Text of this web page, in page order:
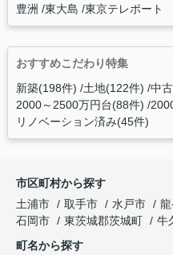
豊洲
東大島 東京テレポート
おすすめこだわり特集
新築(198件) 土地(122件) 中
2000～2500万円台(88件)
リノベーション済み(45件)
市区町村から探す
土浦市
取手市 水戸市
石岡市
東茨城郡茨城町 牛
町名から探す